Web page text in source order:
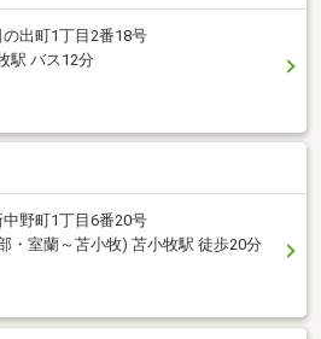
出町1丁目2番18号
駅 バス12分
野町1丁目6番20号
・室蘭～苫小牧) 苫小牧駅 徒歩20分